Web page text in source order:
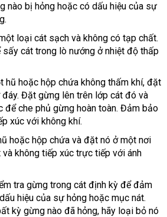
nào bị hỏng hoặc có dấu hiệu của sự
loại cát sạch và không có tạp chất.
sấy cát trong lò nướng ở nhiệt độ thấp
hũ hoặc hộp chứa không thấm khí, đặt
Đặt gừng lên trên lớp cát đó và
để che phủ gừng hoàn toàn. Đảm bảo
xúc với không khí.
hoặc hộp chứa và đặt nó ở một nơi
và không tiếp xúc trực tiếp với ánh
tra gừng trong cát định kỳ để đảm
hiệu của sự hỏng hoặc mục nát.
kỳ gừng nào đã hỏng, hãy loại bỏ nó